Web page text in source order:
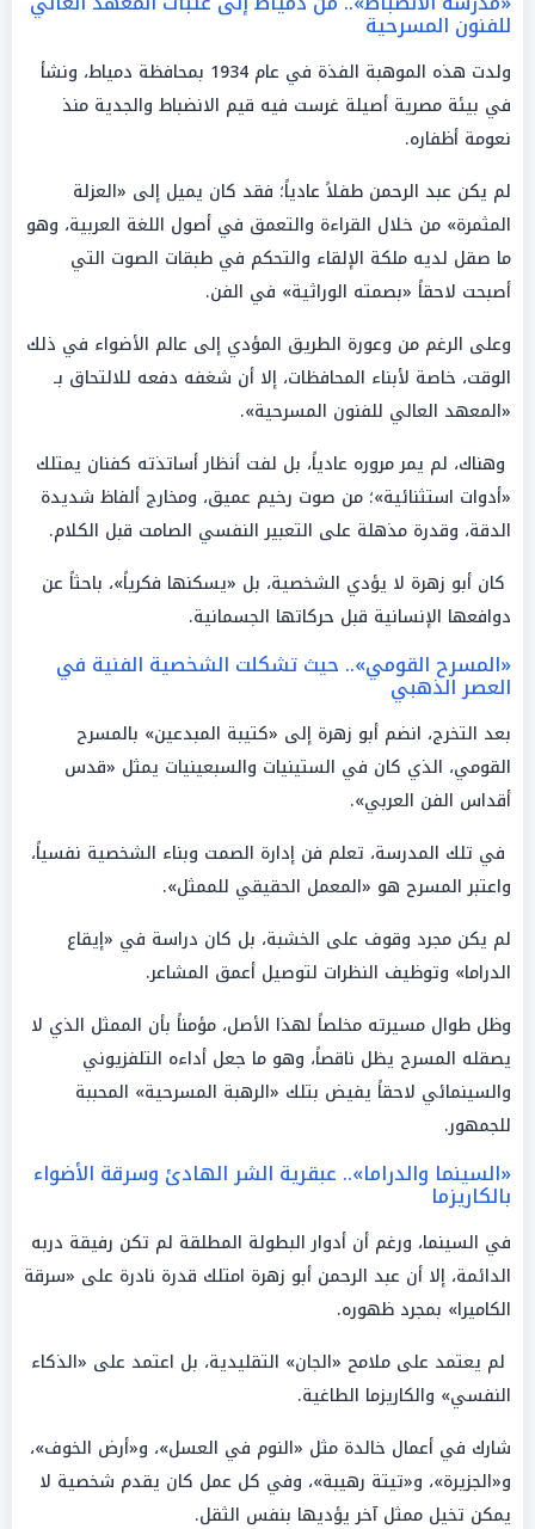
للفنون المسرحية
ولدت هذه الموهبة الفذة في عام 1934 بمحافظة دمياط، ونشأ
في بيئة مصرية أصيلة غرست فيه قيم الانضباط والجدية منذ
نعومة أظفاره.
لم يكن عبد الرحمن طفلاً عادياً؛ فقد كان يميل إلى «العزلة
المثمرة» من خلال القراءة والتعمق في أصول اللغة العربية، وهو
ما صقل لديه ملكة الإلقاء والتحكم في طبقات الصوت التي
أصبحت لاحقاً «بصمته الوراثية» في الفن.
وعلى الرغم من وعورة الطريق المؤدي إلى عالم الأضواء في ذلك
الوقت، خاصة لأبناء المحافظات، إلا أن شغفه دفعه للالتحاق بـ
«المعهد العالي للفنون المسرحية».
وهناك، لم يمر مروره عادياً، بل لفت أنظار أساتذته كفنان يمتلك
«أدوات استثنائية»؛ من صوت رخيم عميق، ومخارج ألفاظ شديدة
الدقة، وقدرة مذهلة على التعبير النفسي الصامت قبل الكلام.
كان أبو زهرة لا يؤدي الشخصية، بل «يسكنها فكرياً»، باحثاً عن
دوافعها الإنسانية قبل حركاتها الجسمانية.
«المسرح القومي».. حيث تشكلت الشخصية الفنية في
العصر الذهبي
بعد التخرج، انضم أبو زهرة إلى «كتيبة المبدعين» بالمسرح
القومي، الذي كان في الستينيات والسبعينيات يمثل «قدس
أقداس الفن العربي».
في تلك المدرسة، تعلم فن إدارة الصمت وبناء الشخصية نفسياً،
واعتبر المسرح هو «المعمل الحقيقي للممثل».
لم يكن مجرد وقوف على الخشبة، بل كان دراسة في «إيقاع
الدراما» وتوظيف النظرات لتوصيل أعمق المشاعر.
وظل طوال مسيرته مخلصاً لهذا الأصل، مؤمناً بأن الممثل الذي لا
يصقله المسرح يظل ناقصاً، وهو ما جعل أداءه التلفزيوني
والسينمائي لاحقاً يفيض بتلك «الرهبة المسرحية» المحببة
للجمهور.
«السينما والدراما».. عبقرية الشر الهادئ وسرقة الأضواء
بالكاريزما
في السينما، ورغم أن أدوار البطولة المطلقة لم تكن رفيقة دربه
الدائمة، إلا أن عبد الرحمن أبو زهرة امتلك قدرة نادرة على «سرقة
الكاميرا» بمجرد ظهوره.
لم يعتمد على ملامح «الجان» التقليدية، بل اعتمد على «الذكاء
النفسي» والكاريزما الطاغية.
شارك في أعمال خالدة مثل «النوم في العسل»، و«أرض الخوف»،
و«الجزيرة»، و«تيتة رهيبة»، وفي كل عمل كان يقدم شخصية لا
يمكن تخيل ممثل آخر يؤديها بنفس الثقل.